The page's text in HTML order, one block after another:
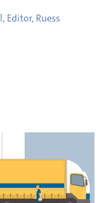
Editor, Ruess